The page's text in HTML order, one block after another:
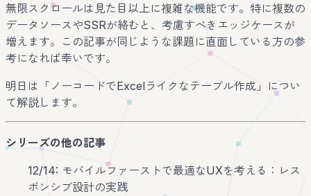
無限スクロールは見た目以上に複雑な機能です。特に複数の
データソースやSSRが絡むと、考慮すべきエッジケースが
増えます。この記事が同じような課題に直面している方の参
考になれば幸いです。
明日は「ノーコードでExcelライクなテーブル作成」につい
て解説します。
シリーズの他の記事
12/14: モバイルファーストで最適なUXを考える：レス
ポンシブ設計の実践